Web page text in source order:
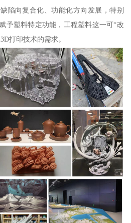
陷向复合化、功能化方向发展，特别
予塑料特定功能，工程塑料这一可“改
打印技术的需求。